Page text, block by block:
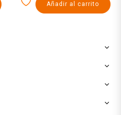
Añadir al carrito